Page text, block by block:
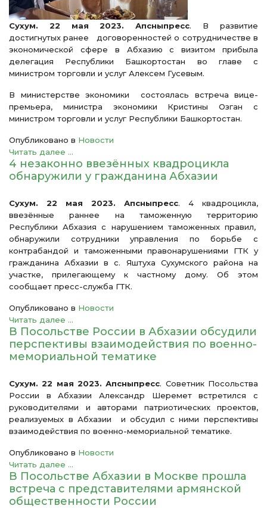
Сухум. 22 мая 2023. Апсныпресс. В развитие
достигнутых ранее договоренностей о сотрудничестве в
экономической сфере в Абхазию с визитом прибыла
делегация Республики Башкортостан во главе с
министром торговли и услуг Алексем Гусевым.
В министерстве экономики состоялась встреча вице-
премьера, министра экономики Кристины Озган с
министром торговли и услуг Республики Башкортостан.
Опубликовано в Новости
Читать далее ...
4 незаконно ввезённых квадроцикла
обнаружили у гражданина Абхазии
Сухум. 22 мая 2023. Апсныпресс. 4 квадроцикла,
ввезённые раннее на таможенную территорию
Республики Абхазия с нарушением таможенных правил,
обнаружили сотрудники управления по борьбе с
контрабандой и таможенными правонарушениями ГТК у
гражданина Абхазии в с. Яштуха Сухумского района на
участке, прилегающему к частному дому. Об этом
сообщает пресс-служба ГТК.
Опубликовано в Новости
Читать далее ...
В Посольстве России в Абхазии обсудили
перспективы взаимодействия по военно-
мемориальной тематике
Сухум. 22 мая 2023. Апсныпресс. Советник Посольства
России в Абхазии Александр Шеремет встретился с
руководителями и авторами патриотических проектов,
реализуемых в Абхазии и обсудил с ними перспективы
взаимодействия по военно-мемориальной тематике.
Опубликовано в Новости
Читать далее ...
В Посольстве Абхазии в Москве прошла
встреча с представителями армянской
общественности России